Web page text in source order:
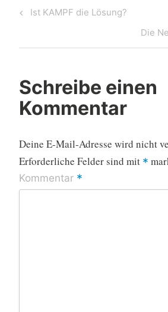
Beitragsnavigation
Previous
Ist KAMPF die Lösung?
Next
Post
Die
Schreibe einen
Kommentar
Deine E-Mail-Adresse wird nicht
Erforderliche Felder sind mit *
Kommentar *